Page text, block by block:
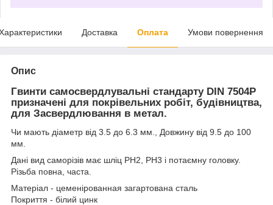
Доставка Оплата Умови повернення
Опис
Гвинти самосвердлувальні стандарту DIN 7504P
призначені для покрівельних робіт, будівництва,
для Засвердлювання в метал.
Чи мають діаметр від 3.5 до 6.3 мм., Довжину від 9.5 до 100
мм.
Дані вид саморізів має шліц РН2, РН3 і потаємну головку.
Різьба повна, часта.
Матеріал - цеменірованная загартована сталь
Покриття - білий цинк